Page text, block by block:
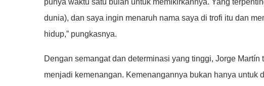
punya waktu satu bulan untuk memikirkannya. Yang
dunia), dan saya ingin menaruh nama saya di trofi itu dan
hidup,” pungkasnya.
Dengan semangat dan determinasi yang tinggi, Jorge
menjadi kemenangan. Kemenangannya bukan hanya untuk